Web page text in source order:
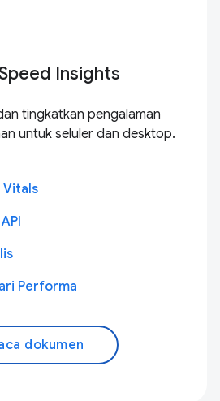
Insights
tingkatkan pengalaman
untuk seluler dan desktop.
Vitals
Performa
dokumen